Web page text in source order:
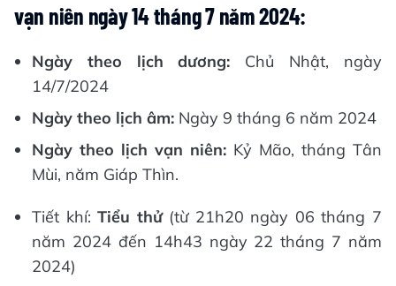
vạn niên ngày 14 tháng 7 năm 2024:
Ngày theo lịch dương: Chủ Nhật, ngày
14/7/2024
Ngày theo lịch âm: Ngày 9 tháng 6 năm 2024
Ngày theo lịch vạn niên: Kỷ Mão, tháng Tân
Mùi, năm Giáp Thìn.
Tiết khí:Tiểu thử (từ 21h20 ngày 06 tháng 7
năm 2024 đến 14h43 ngày 22 tháng 7 năm
2024)